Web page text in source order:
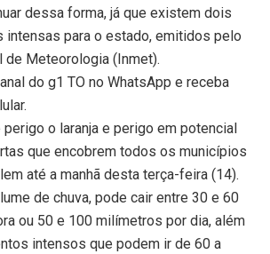
dessa forma, já que existem dois
intensas para o estado, emitidos pelo
de Meteorologia (Inmet).
do g1 TO no WhatsApp e receba
o laranja e perigo em potencial
que encobrem todos os municípios
até a manhã desta terça-feira (14).
de chuva, pode cair entre 30 e 60
ou 50 e 100 milímetros por dia, além
intensos que podem ir de 60 a